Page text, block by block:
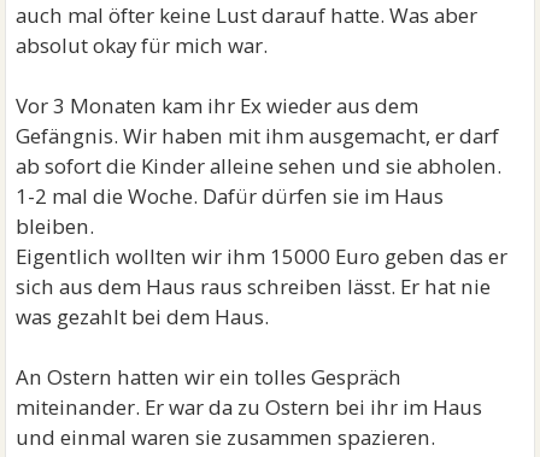
auch mal öfter keine Lust darauf hatte. Was aber
absolut okay für mich war.
Vor 3 Monaten kam ihr Ex wieder aus dem
Gefängnis. Wir haben mit ihm ausgemacht, er darf
ab sofort die Kinder alleine sehen und sie abholen.
1-2 mal die Woche. Dafür dürfen sie im Haus
bleiben.
Eigentlich wollten wir ihm 15000 Euro geben das er
sich aus dem Haus raus schreiben lässt. Er hat nie
was gezahlt bei dem Haus.
An Ostern hatten wir ein tolles Gespräch
miteinander. Er war da zu Ostern bei ihr im Haus
und einmal waren sie zusammen spazieren.